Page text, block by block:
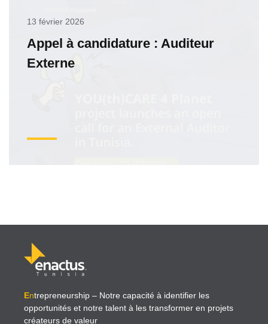
13 février 2026
Appel à candidature : Auditeur
Externe
Entrepreneurship – Notre capacité à identifier les
opportunités et notre talent à les transformer en projets
créateurs de valeur